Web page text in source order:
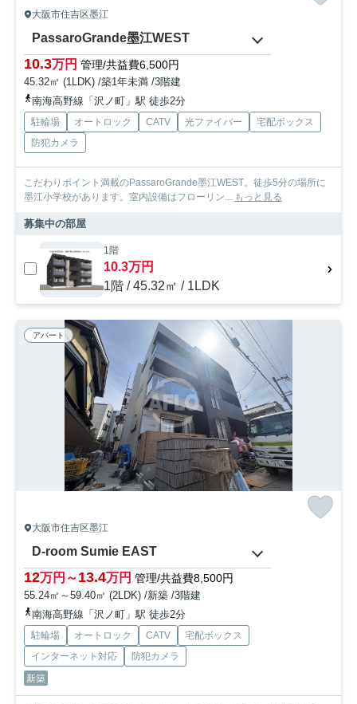
大阪市住吉区墨江
PassaroGrande墨江WEST
10.3万円 管理/共益費6,500円
45.32㎡ (1LDK) /築1年未満 /3階建
南海高野線「沢ノ町」駅 徒歩2分
駐輪場 オートロック CATV 光ファイバー
宅配ボックス
防犯カメラ
こだわりポイント満載のPassaroGrande墨江WEST。徒歩5分の場所に
墨江小学校があります。室内設備はフローリン... もっと見る
募集中の部屋
1階
10.3万円
1階 / 45.32㎡ / 1LDK
アパート
大阪市住吉区墨江
D-room Sumie EAST
12万円～13.4万円 管理/共益費8,500円
55.24㎡～59.40㎡ (2LDK) /新築 /3階建
南海高野線「沢ノ町」駅 徒歩2分
駐輪場 オートロック CATV
宅配ボックス
インターネット対応
防犯カメラ
新築